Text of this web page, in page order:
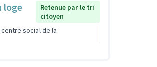
loge
Retenue par le tri
citoyen
social de la